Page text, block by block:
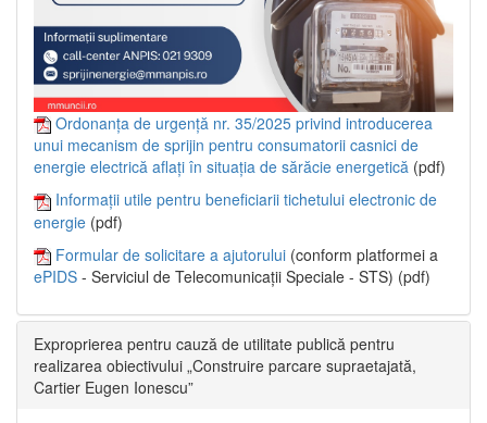
Ordonanța de urgență nr. 35/2025 privind introducerea
unui mecanism de sprijin pentru consumatorii casnici de
energie electrică aflați în situația de sărăcie energetică (pdf)
Informații utile pentru beneficiarii tichetului electronic de
energie (pdf)
Formular de solicitare a ajutorului (conform platformei a
ePIDS - Serviciul de Telecomunicații Speciale - STS) (pdf)
Exproprierea pentru cauză de utilitate publică pentru
realizarea obiectivului „Construire parcare supraetajată,
Cartier Eugen Ionescu”